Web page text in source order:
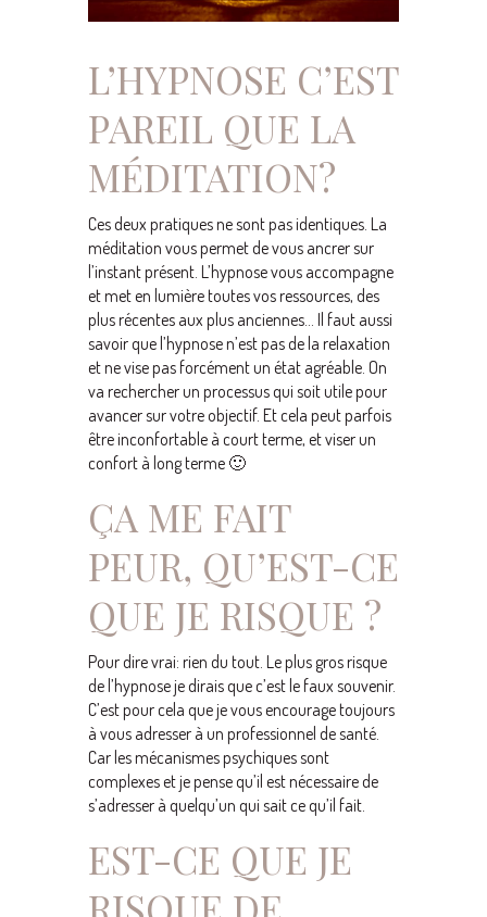
L’HYPNOSE C’EST
PAREIL QUE LA
MÉDITATION?
Ces deux pratiques ne sont pas identiques. La
méditation vous permet de vous ancrer sur
l’instant présent. L’hypnose vous accompagne
et met en lumière toutes vos ressources, des
plus récentes aux plus anciennes… Il faut aussi
savoir que l’hypnose n’est pas de la relaxation
et ne vise pas forcément un état agréable. On
va rechercher un processus qui soit utile pour
avancer sur votre objectif. Et cela peut parfois
être inconfortable à court terme, et viser un
confort à long terme 🙂
ÇA ME FAIT
PEUR, QU’EST-CE
QUE JE RISQUE ?
Pour dire vrai: rien du tout. Le plus gros risque
de l’hypnose je dirais que c’est le faux souvenir.
C’est pour cela que je vous encourage toujours
à vous adresser à un professionnel de santé.
Car les mécanismes psychiques sont
complexes et je pense qu’il est nécessaire de
s’adresser à quelqu’un qui sait ce qu’il fait.
EST-CE QUE JE